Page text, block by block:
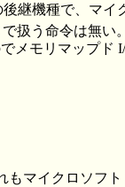
継機種で、マイ
扱う命令は無い
メモリマップド
マイクロソフ